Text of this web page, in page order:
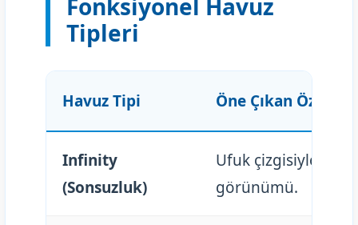
Fonksiyonel Havuz
Tipleri
Havuz Tipi Öne Çıkan Özellik
Infinity
(Sonsuzluk)
Ufuk çizgisiyle
görünümü.